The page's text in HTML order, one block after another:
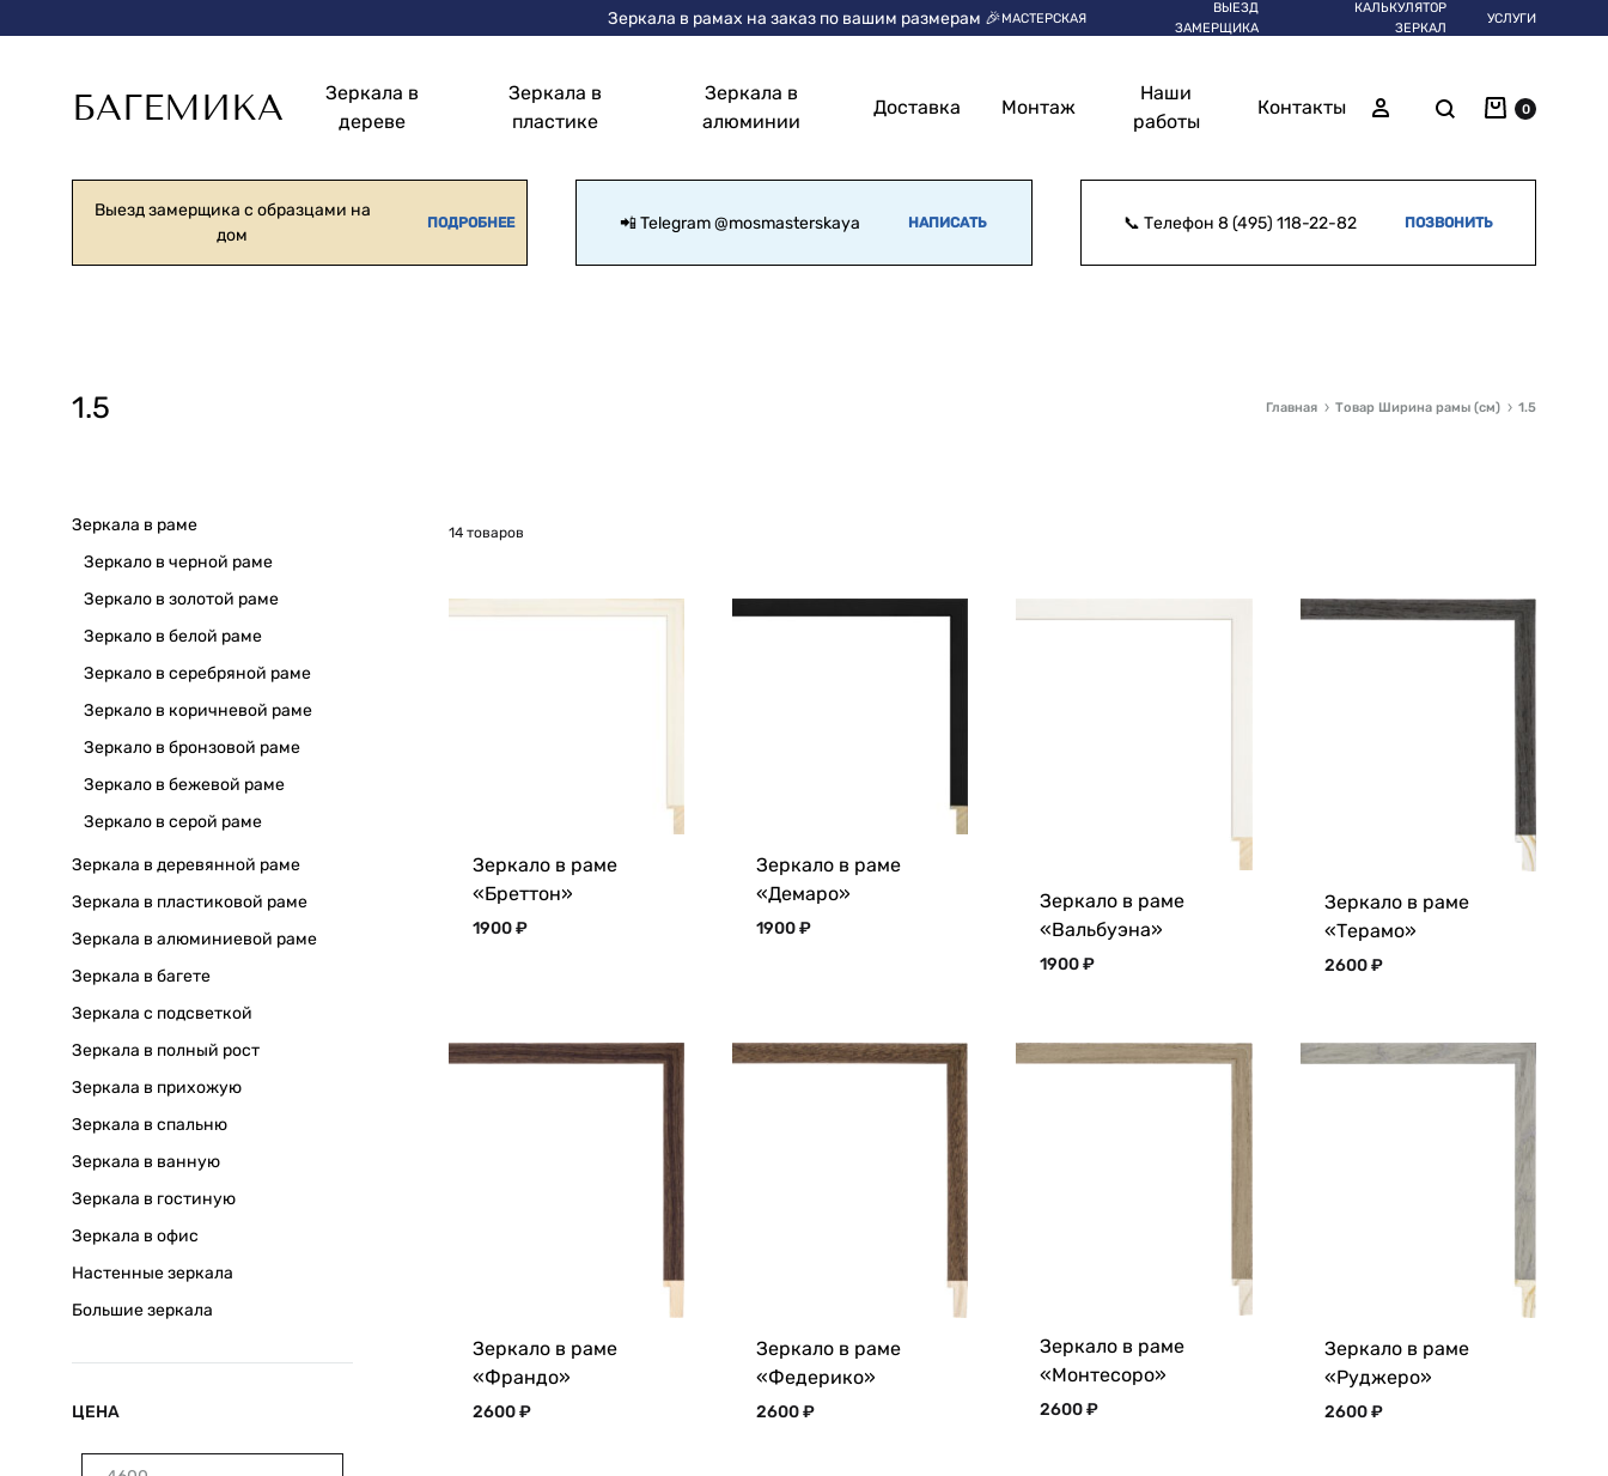
Зеркала в рамах на заказ по вашим размерам 🎉МАСТЕРСКАЯ
ВЫЕЗД
ЗАМЕРЩИКА
КАЛЬКУЛЯТОР
ЗЕРКАЛ
УСЛУГИ
БАГЕМИКА
в
раме
и
монтаж
Зеркала в
дереве
Зеркала в
пластике
Зеркала в
алюминии
Доставка Монтаж
Наши
работы
Контакты ВойтиПоиск Корзина
0
Выезд замерщика с образцами на
дом
ПОДРОБНЕЕ 📲 Telegram@mosmasterskaya НАПИСАТЬ 📞 Телефон 8 (495) 118-22-82 ПОЗВОНИТЬ
1.5 Главная Товар Ширина рамы (см) 1.5
14 товаров
Зеркало в раме
«Бреттон»
1900₽
Зеркало в раме
«Демаро»
1900₽
Зеркало в раме
«Вальбуэна»
1900₽
Зеркало в раме
«Терамо»
2600₽
Зеркало в раме
«Франдо»
2600₽
Зеркало в раме
«Федерико»
2600₽
Зеркало в раме
«Монтесоро»
2600₽
Зеркало в раме
«Руджеро»
2600₽
Зеркала в раме
Зеркало в черной раме
Зеркало в золотой раме
Зеркало в белой раме
Зеркало в серебряной раме
Зеркало в коричневой раме
Зеркало в бронзовой раме
Зеркало в бежевой раме
Зеркало в серой раме
Зеркала в деревянной раме
Зеркала в пластиковой раме
Зеркала в алюминиевой раме
Зеркала в багете
Зеркала с подсветкой
Зеркала в полный рост
Зеркала в прихожую
Зеркала в спальню
Зеркала в ванную
Зеркала в гостиную
Зеркала в офис
Настенные зеркала
Большие зеркала
ЦЕНА